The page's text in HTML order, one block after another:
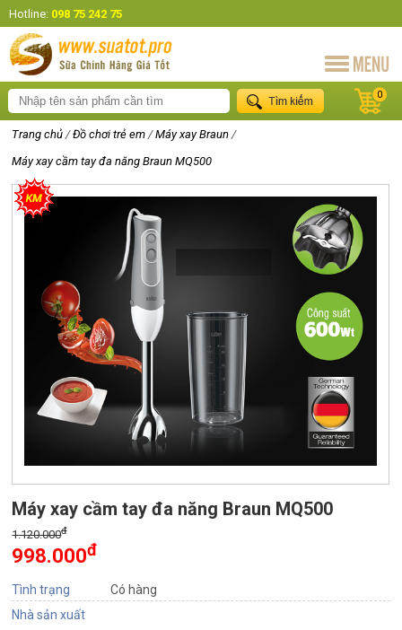
Hotline: 098 75 242 75
0
Trang chủ / Đồ chơi trẻ em / Máy xay Braun /
Máy xay cầm tay đa năng Braun MQ500
Máy xay cầm tay đa năng Braun MQ500
1.120.000đ
998.000đ
Tình trạng
Có hàng
Nhà sản xuất